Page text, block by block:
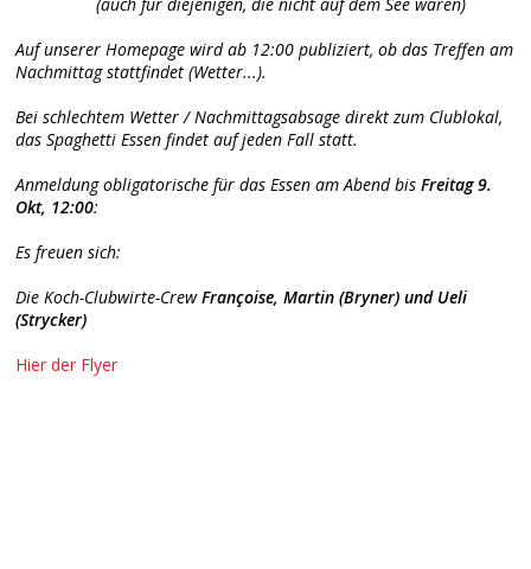
Auf unserer Homepage wird ab 12:00 publiziert, ob das Treffen am
Nachmittag stattfindet (Wetter...).
Bei schlechtem Wetter / Nachmittagsabsage direkt zum Clublokal,
das Spaghetti Essen findet auf jeden Fall statt.
Anmeldung obligatorische für das Essen am Abend bisFreitag 9.
Okt, 12:00:
Es freuen sich:
Die Koch-Clubwirte-CrewFrançoise, Martin (Bryner) und Ueli
(Strycker)
Hier der Flyer